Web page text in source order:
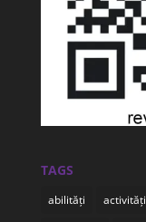
TAGS
abilități activități